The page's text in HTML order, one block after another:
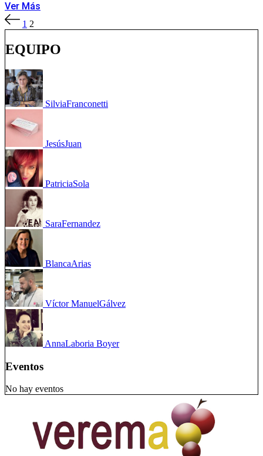
Ver Más
Paginación
de
1 2
EQUIPO
SilviaFranconetti
JesúsJuan
PatriciaSola
SaraFernandez
BlancaArias
Víctor ManuelGálvez
AnnaLaboria Boyer
Eventos
No hay eventos